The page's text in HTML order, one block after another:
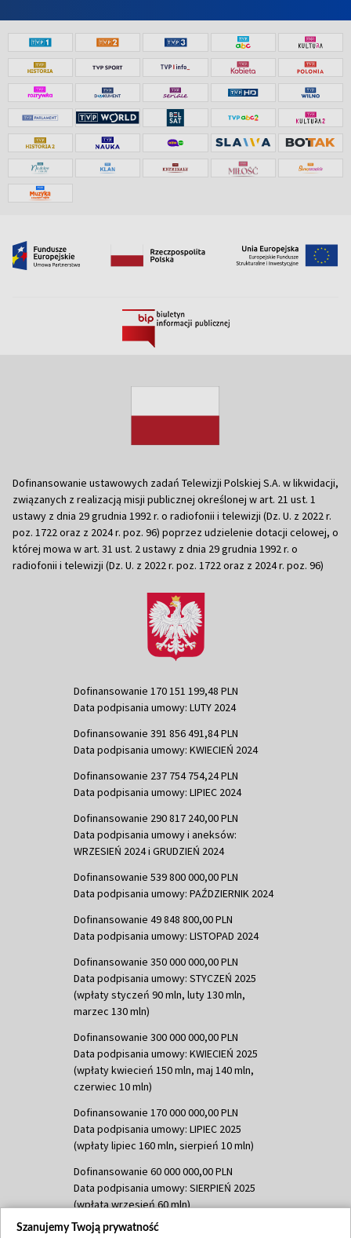
Dofinansowanie ustawowych zadań Telewizji Polskiej S.A. w likwidacji,
związanych z realizacją misji publicznej określonej w art. 21 ust. 1
ustawy z dnia 29 grudnia 1992 r. o radiofonii i telewizji (Dz. U. z 2022 r.
poz. 1722 oraz z 2024 r. poz. 96) poprzez udzielenie dotacji celowej, o
której mowa w art. 31 ust. 2 ustawy z dnia 29 grudnia 1992 r. o
radiofonii i telewizji (Dz. U. z 2022 r. poz. 1722 oraz z 2024 r. poz. 96)
Dofinansowanie 170 151 199,48 PLN
Data podpisania umowy: LUTY 2024
Dofinansowanie 391 856 491,84 PLN
Data podpisania umowy: KWIECIEŃ 2024
Dofinansowanie 237 754 754,24 PLN
Data podpisania umowy: LIPIEC 2024
Dofinansowanie 290 817 240,00 PLN
Data podpisania umowy i aneksów:
WRZESIEŃ 2024 i GRUDZIEŃ 2024
Dofinansowanie 539 800 000,00 PLN
Data podpisania umowy: PAŹDZIERNIK 2024
Dofinansowanie 49 848 800,00 PLN
Data podpisania umowy: LISTOPAD 2024
Dofinansowanie 350 000 000,00 PLN
Data podpisania umowy: STYCZEŃ 2025
(wpłaty styczeń 90 mln, luty 130 mln,
marzec 130 mln)
Dofinansowanie 300 000 000,00 PLN
Data podpisania umowy: KWIECIEŃ 2025
(wpłaty kwiecień 150 mln, maj 140 mln,
czerwiec 10 mln)
Dofinansowanie 170 000 000,00 PLN
Data podpisania umowy: LIPIEC 2025
(wpłaty lipiec 160 mln, sierpień 10 mln)
Dofinansowanie 60 000 000,00 PLN
Data podpisania umowy: SIERPIEŃ 2025
(wpłata wrzesień 60 mln)
Dofinansowanie 635 783 051,21 PLN
Szanujemy Twoją prywatność